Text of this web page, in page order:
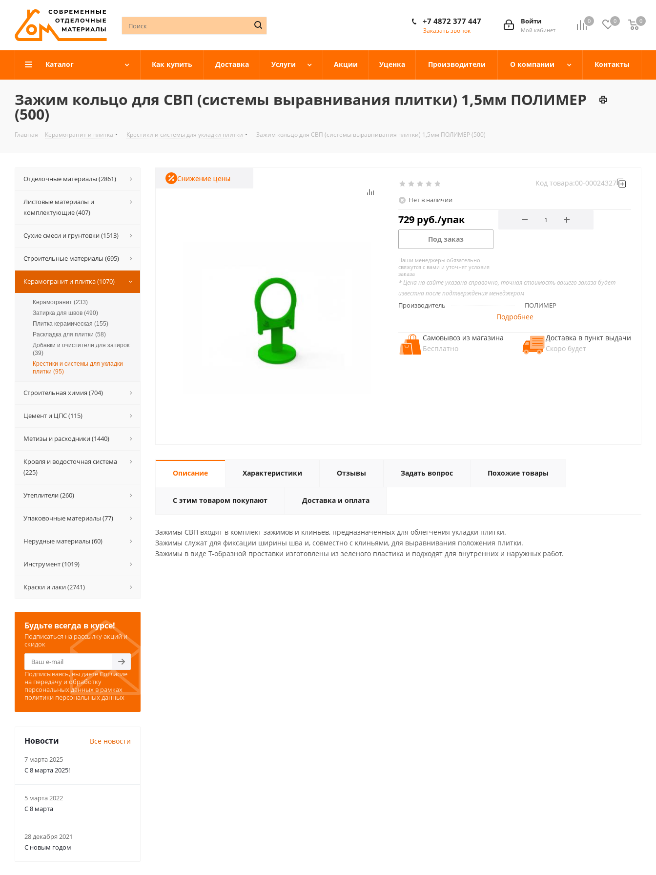
0 0 0
Войти
Мой кабинет
+7 4872 377 447
Заказать звонок
Каталог Как купить Доставка Услуги Акции Уценка Производители О компании Контакты
Зажим кольцо для СВП (системы выравнивания плитки) 1,5мм ПОЛИМЕР
(500)
Главная - Керамогранит и плитка - Крестики и системы для укладки плитки - Зажим кольцо для СВП (системы выравнивания плитки) 1,5мм ПОЛИМЕР (500)
Нет в наличии
Код товара:00-00024327
729 руб./упак
Снижение цены
Под заказ
Наши менеджеры обязательно
свяжутся с вами и уточнят условия
заказа
* Цена на сайте указана справочно, точная стоимость вашего заказа будет
известна после подтверждения менеджером
Производитель ПОЛИМЕР
Подробнее
Самовывоз из магазина
Бесплатно
Доставка в пункт выдачи
Скоро будет
Описание Характеристики Отзывы Задать вопрос Похожие товары
С этим товаром покупают Доставка и оплата
Зажимы СВП входят в комплект зажимов и клиньев, предназначенных для облегчения укладки плитки.
Зажимы служат для фиксации ширины шва и, совместно с клиньями, для выравнивания положения плитки.
Зажимы в виде Т-образной проставки изготовлены из зеленого пластика и подходят для внутренних и наружных работ.
Отделочные материалы (2861)
Листовые материалы и
комплектующие (407)
Сухие смеси и грунтовки (1513)
Строительные материалы (695)
Керамогранит и плитка (1070)
Керамогранит (233)
Затирка для швов (490)
Плитка керамическая (155)
Раскладка для плитки (58)
Добавки и очистители для затирок
(39)
Крестики и системы для укладки
плитки (95)
Строительная химия (704)
Цемент и ЦПС (115)
Метизы и расходники (1440)
Кровля и водосточная система
(225)
Утеплители (260)
Упаковочные материалы (77)
Нерудные материалы (60)
Инструмент (1019)
Краски и лаки (2741)
Будьте всегда в курсе!
Подписаться на рассылку акций и
скидок
Подписываясь, вы даетеСогласие
на передачу и обработку
персональных данных в рамках
политики персональных данных
Новости Все новости
7 марта 2025
С 8 марта 2025!
5 марта 2022
С 8 марта
28 декабря 2021
С новым годом